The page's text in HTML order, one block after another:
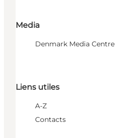
Media
Denmark Media Centre
Liens utiles
A-Z
Contacts